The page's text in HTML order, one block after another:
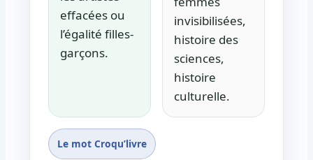
effacées ou
l’égalité filles-
garçons.
invisibilisées,
histoire des
sciences,
histoire
culturelle.
Le mot Croqu’livre